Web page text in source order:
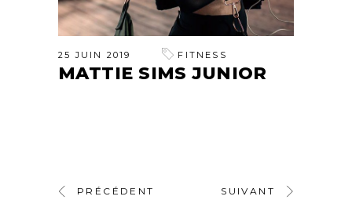
25 JUIN 2019 FITNESS
MATTIE SIMS JUNIOR
PRÉCÉDENT SUIVANT